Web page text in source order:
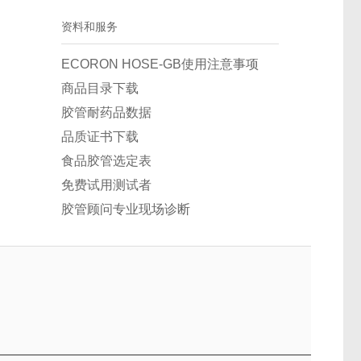
资料和服务
ECORON HOSE-GB使用注意事项
商品目录下载
胶管耐药品数据
品质证书下载
食品胶管选定表
免费试用测试者
胶管顾问专业现场诊断